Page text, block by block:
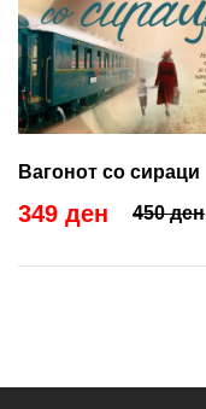
Вагонот со сираци
450 ден
349 ден